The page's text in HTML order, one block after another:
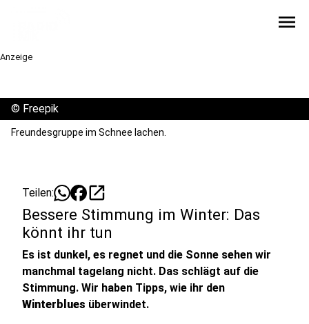
menu
Anzeige
© Freepik
Freundesgruppe im Schnee lachen.
Teilen: open_in_new
Bessere Stimmung im Winter: Das
könnt ihr tun
Es ist dunkel, es regnet und die Sonne sehen wir
manchmal tagelang nicht. Das schlägt auf die
Stimmung. Wir haben Tipps, wie ihr den
Winterblues überwindet.